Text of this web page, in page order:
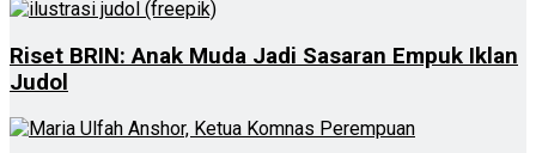
Riset BRIN: Anak Muda Jadi Sasaran Empuk Iklan
Judol